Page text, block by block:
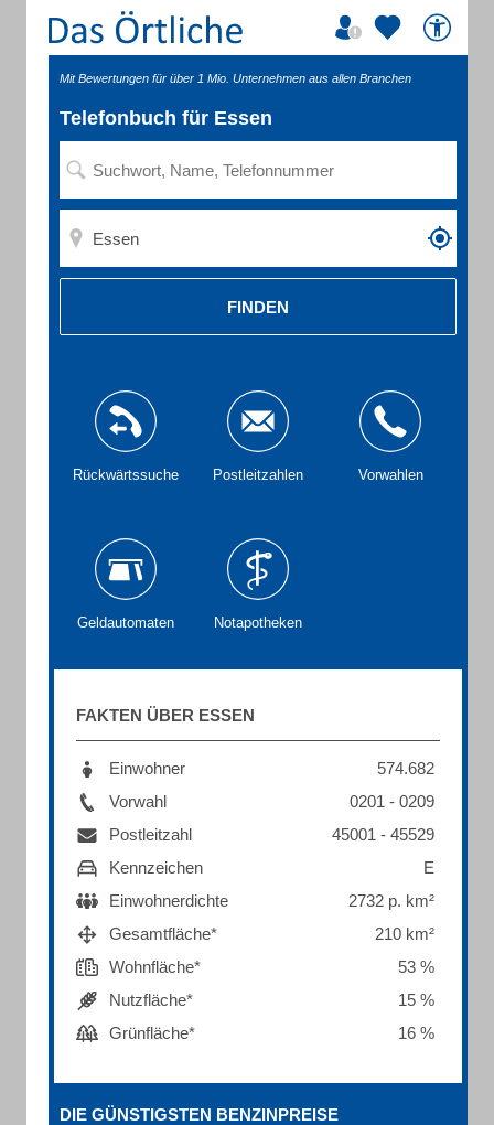
Mit Bewertungen für über 1 Mio. Unternehmen aus allen Branchen
Telefonbuch für Essen
FINDEN
Rückwärtssuche Postleitzahlen Vorwahlen
Geldautomaten Notapotheken
FAKTEN ÜBER ESSEN
Einwohner
574.682
Vorwahl
0201 - 0209
Postleitzahl
45001 - 45529
Kennzeichen
E
Einwohnerdichte
2732 p. km²
Gesamtfläche*
210 km²
Wohnfläche*
53 %
Nutzfläche*
15 %
Grünfläche*
16 %
DIE GÜNSTIGSTEN BENZINPREISE